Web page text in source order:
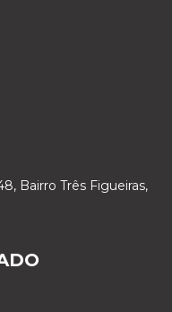
Bairro Três Figueiras,